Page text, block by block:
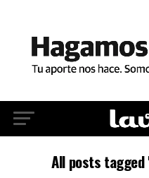
All posts tagged